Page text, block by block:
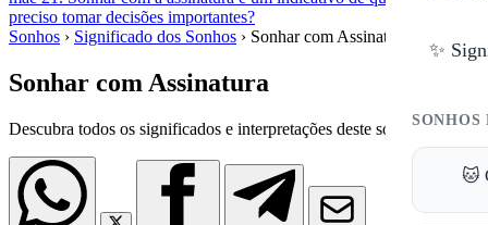
✨
SONHOS
🐱
preciso tomar decisões importantes?
Sonhos › Significado dos Sonhos › Sonhar com Assinatura
Sonhar com Assinatura
Descubra todos os significados e interpretações deste sonho.